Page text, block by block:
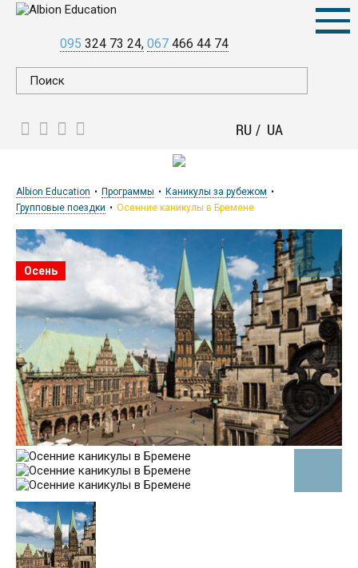
095 324 73 24 067 466 44 74
RU UA
Albion Education Программы
Каникулы за рубежом
Групповые поездки
Осенние каникулы в Бремене
Осень